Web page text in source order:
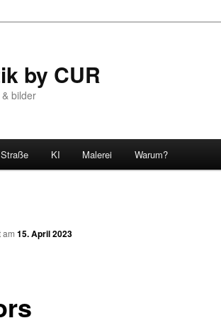
by CUR
bilder
Straße KI Malerei Warum?
am15. April 2023